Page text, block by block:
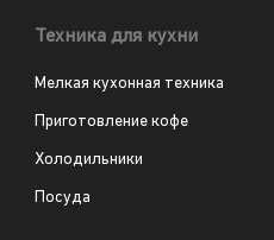
Техника для кухни
Мелкая кухонная техника
Приготовление кофе
Холодильники
Посуда